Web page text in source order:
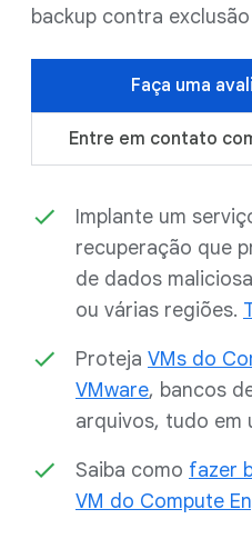
backup contra
Faça uma
Entre em contato
Implante um
recuperação que
de dados
ou várias regiões.
Proteja VMs do
VMware, bancos
arquivos, tudo em
Saiba como fazer
VM do Compute